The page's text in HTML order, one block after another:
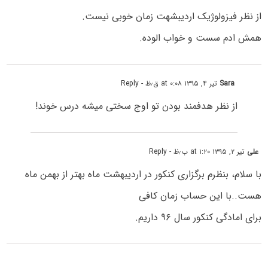
از نظر فیزولوژیک اردیبشهت زمان خوبی نیست.
همش ادم سست و خواب الوده.
Sara تیر ۴, ۱۳۹۵ at ۰:۰۸ ق٫ظ - Reply
از نظر هدفمند بودن تو اوج سختی میشه درس خوند!
علی تیر ۲, ۱۳۹۵ at ۱:۲۰ ب٫ظ - Reply
با سلام، بنظرم برگزاری کنکور در اردیبهشت ماه بهتر از بهمن ماه
هست..با این حساب زمان کافی
برای امادگی کنکور سال ۹۶ داریم.